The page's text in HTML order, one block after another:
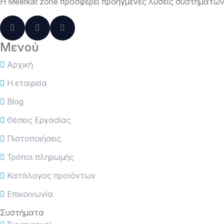
Μενού
Αρχική
Η εταιρεία
Blog
Θέσεις Εργασίας
Πιστοποιήσεις
Τρόποι πληρωμής
Κατάλογος προϊόντων
Επικοινωνία
Συστήματα